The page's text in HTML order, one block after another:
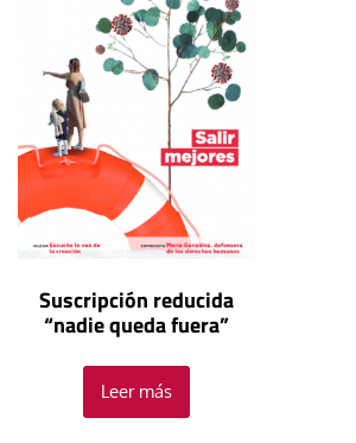
Suscripción reducida
“nadie queda fuera”
Leer más